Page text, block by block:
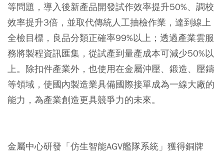
等問題，導入後新產品開發試作效率提升50%、調校
效率提升3倍，並取代傳統人工抽檢作業，達到線上
全檢目標，良品分類正確率99%以上；透過產業雲服
務將製程資訊匯集，從試產到量產成本可減少50%以
上。除扣件產業外，也使用在金屬沖壓、鍛造、壓鑄
等領域，使國內製造業具備國際接單成為一線大廠的
能力，為產業創造更具競爭力的未來。
金屬中心研發「仿生智能AGV艦隊系統」獲得銅牌